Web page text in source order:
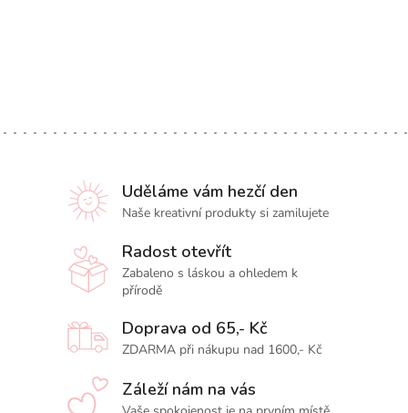
Uděláme vám hezčí den
Naše kreativní produkty si zamilujete
Radost otevřít
Zabaleno s láskou a ohledem k
přírodě
Doprava od 65,- Kč
ZDARMA při nákupu nad 1600,- Kč
Záleží nám na vás